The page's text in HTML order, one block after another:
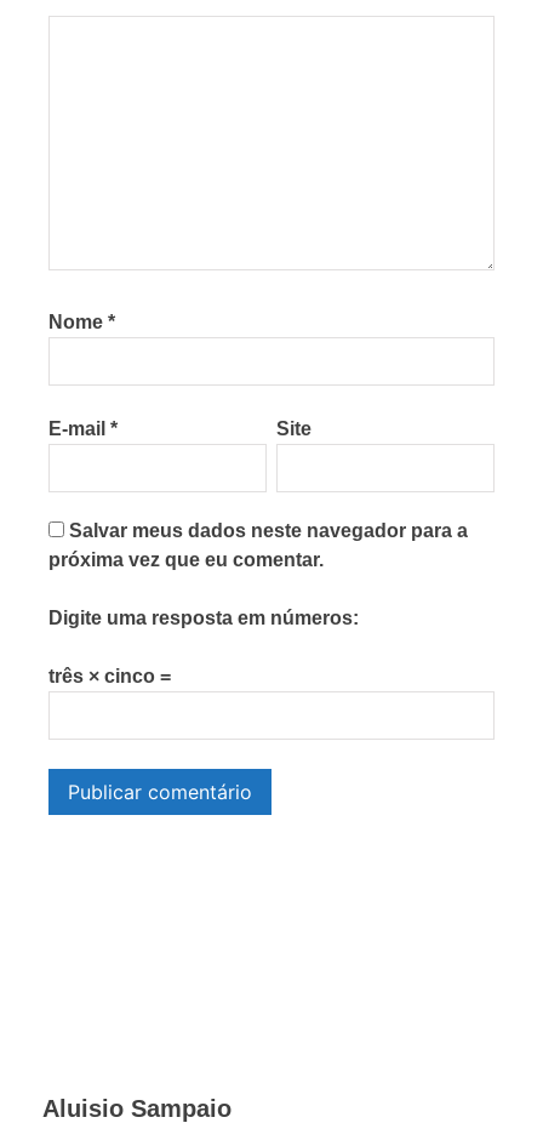
Nome *
E-mail * Site
Salvar meus dados neste navegador para a
próxima vez que eu comentar.
Digite uma resposta em números:
três × cinco =
Aluisio Sampaio